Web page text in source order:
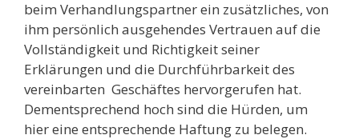
beim Verhandlungspartner ein zusätzliches, von
ihm persönlich ausgehendes Vertrauen auf die
Vollständigkeit und Richtigkeit seiner
Erklärungen und die Durchführbarkeit des
vereinbarten Geschäftes hervorgerufen hat.
Dementsprechend hoch sind die Hürden, um
hier eine entsprechende Haftung zu belegen.